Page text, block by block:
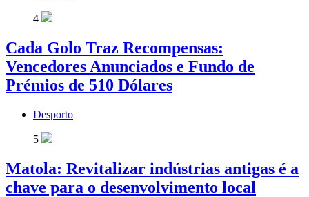
4
Cada Golo Traz Recompensas:
Vencedores Anunciados e Fundo de
Prémios de 510 Dólares
Desporto
5
Matola: Revitalizar indústrias antigas é a
chave para o desenvolvimento local